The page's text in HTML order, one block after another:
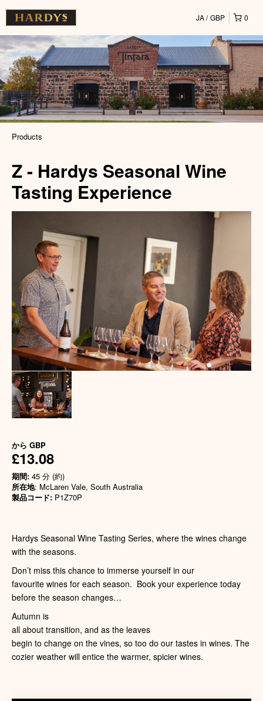
0
JA GBP
Products
Z - Hardys Seasonal Wine
Tasting Experience
から GBP
£13.08
期間: 45 分 (約)
所在地: McLaren Vale, South Australia
製品コード: P1Z70P
Hardys Seasonal Wine Tasting Series, where the wines change
with the seasons.
Don’t miss this chance to immerse yourself in our
favourite wines for each season. Book your experience today
before the season changes…
Autumn is
all about transition, and as the leaves
begin to change on the vines, so too do our tastes in wines. The
cozier weather will entice the warmer, spicier wines.